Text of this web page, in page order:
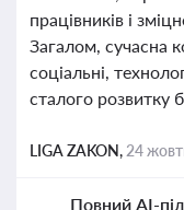
працівників і
Загалом, сучасна
соціальні,
сталого розвитку
LIGA ZAKON, 24
Повний AI-